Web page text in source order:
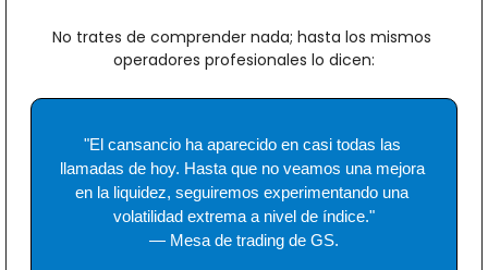
No trates de comprender nada; hasta los mismos
operadores profesionales lo dicen:
"El cansancio ha aparecido en casi todas las
llamadas de hoy. Hasta que no veamos una mejora
en la liquidez, seguiremos experimentando una
volatilidad extrema a nivel de índice."
— Mesa de trading de GS.